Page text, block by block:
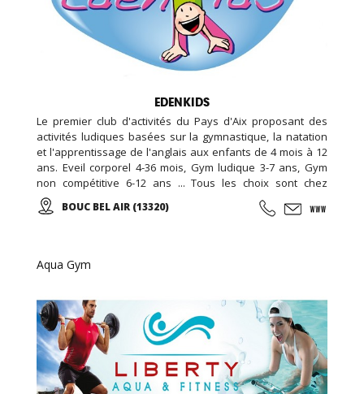
EDENKIDS
Le premier club d'activités du Pays d'Aix proposant des
activités ludiques basées sur la gymnastique, la natation
et l'apprentissage de l'anglais aux enfants de 4 mois à 12
ans. Eveil corporel 4-36 mois, Gym ludique 3-7 ans, Gym
non compétitive 6-12 ans ... Tous les choix sont chez
EDENKIDS !
BOUC BEL AIR (13320)
Aqua Gym